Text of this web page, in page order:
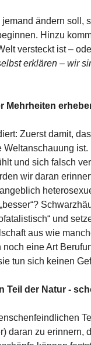
ändern soll,
Hinzu
versteckt ist –
erklären – wir
Mehrheiten
Zuerst damit,
und sich falsch
wir daran
und
aus wie
eine Art
tun sich keinen
Teil der Natur -
daran zu erinnern,